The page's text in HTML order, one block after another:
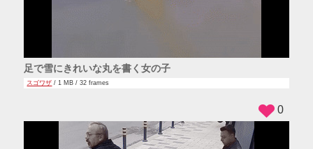
足で雪にきれいな丸を書く女の子
スゴワザ / 1 MB / 32 frames
0